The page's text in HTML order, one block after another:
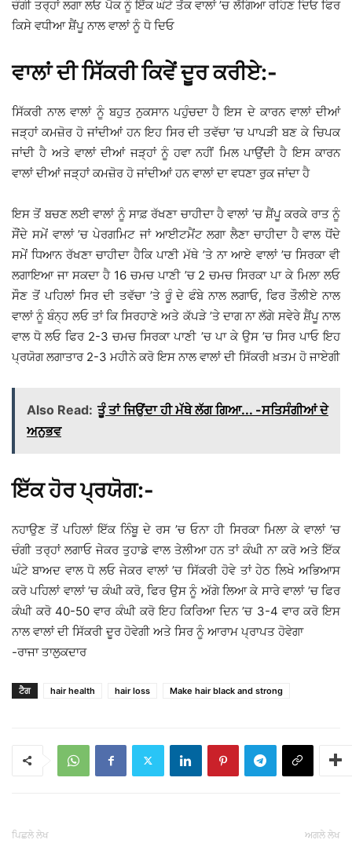
ਚੰਗੀ ਤਰ੍ਹਾਂ ਲਗਾ ਲਓ ਪੈਕ ਨੂੰ ਇੱਕ ਘੰਟੇ ਤੱਕ ਵਾਲਾਂ ’ਚ ਲੱਗਿਆ ਰਹਿਣ ਦਿਓ ਫਿਰ
ਕਿਸੇ ਵਧੀਆ ਸ਼ੈਂਪੂ ਨਾਲ ਵਾਲਾਂ ਨੂੰ ਧੋ ਦਿਓ
ਵਾਲਾਂ ਦੀ ਸਿੱਕਰੀ ਕਿਵੇਂ ਦੂਰ ਕਰੀਏ:-
ਸਿੱਕਰੀ ਨਾਲ ਵਾਲਾਂ ਨੂੰ ਬਹੁਤ ਨੁਕਸਾਨ ਪਹੁੰਚਦਾ ਹੈ ਇਸ ਦੇ ਕਾਰਨ ਵਾਲਾਂ ਦੀਆਂ
ਜੜ੍ਹਾਂ ਕਮਜ਼ੋਰ ਹੋ ਜਾਂਦੀਆਂ ਹਨ ਇਹ ਸਿਰ ਦੀ ਤਵੱਚਾ ’ਚ ਪਾਪੜੀ ਬਣ ਕੇ ਚਿਪਕ
ਜਾਂਦੀ ਹੈ ਅਤੇ ਵਾਲਾਂ ਦੀਆਂ ਜੜ੍ਹਾਂ ਨੂੰ ਹਵਾ ਨਹੀਂ ਮਿਲ ਪਾਉਂਦੀ ਹੈ ਇਸ ਕਾਰਨ
ਵਾਲਾਂ ਦੀਆਂ ਜੜ੍ਹਾਂ ਕਮਜ਼ੋਰ ਹੋ ਜਾਂਦੀਆਂ ਹਨ ਵਾਲਾਂ ਦਾ ਵਧਣਾ ਰੁਕ ਜਾਂਦਾ ਹੈ
ਇਸ ਤੋਂ ਬਚਣ ਲਈ ਵਾਲਾਂ ਨੂੰ ਸਾਫ਼ ਰੱਖਣਾ ਚਾਹੀਦਾ ਹੈ ਵਾਲਾਂ ’ਚ ਸ਼ੈਂਪੂ ਕਰਕੇ ਰਾਤ ਨੂੰ
ਸੌਂਦੇ ਸਮੇਂ ਵਾਲਾਂ ’ਚ ਪੇਰਗਮਿਟ ਜਾਂ ਆਈਟਮੈਂਟ ਲਗਾ ਲੈਣਾ ਚਾਹੀਦਾ ਹੈ ਵਾਲ ਧੋਂਦੇ
ਸਮੇਂ ਧਿਆਨ ਰੱਖਣਾ ਚਾਹੀਦਾ ਹੈਕਿ ਪਾਣੀ ਮੱਥੇ ’ਤੇ ਨਾ ਆਏ ਵਾਲਾਂ ’ਚ ਸਿਰਕਾ ਵੀ
ਲਗਾਇਆ ਜਾ ਸਕਦਾ ਹੈ 16 ਚਮਚ ਪਾਣੀ ’ਚ 2 ਚਮਚ ਸਿਰਕਾ ਪਾ ਕੇ ਮਿਲਾ ਲਓ
ਸੌਣ ਤੋਂ ਪਹਿਲਾਂ ਸਿਰ ਦੀ ਤਵੱਚਾ ’ਤੇ ਰੂੰ ਦੇ ਫੰਬੇ ਨਾਲ ਲਗਾਓ, ਫਿਰ ਤੌਲੀਏ ਨਾਲ
ਵਾਲਾਂ ਨੂੰ ਬੰਨ੍ਹ ਲਓ ਤਾਂ ਕਿ ਸਿਰਹਾਣੇ ਅਤੇ ਕੱਪੜੇ ’ਤੇ ਦਾਗ ਨਾ ਲੱਗੇ ਸਵੇਰੇ ਸ਼ੈਂਪੂ ਨਾਲ
ਵਾਲ ਧੋ ਲਓ ਫਿਰ 2-3 ਚਮਚ ਸਿਰਕਾ ਪਾਣੀ ’ਚ ਪਾ ਕੇ ਉਸ ’ਚ ਸਿਰ ਪਾਓ ਇਹ
ਪ੍ਰਯੋਗ ਲਗਾਤਾਰ 2-3 ਮਹੀਨੇ ਕਰੋ ਇਸ ਨਾਲ ਵਾਲਾਂ ਦੀ ਸਿੱਕਰੀ ਖ਼ਤਮ ਹੋ ਜਾਏਗੀ
Also Read: ਤੂੰ ਤਾਂ ਜਿਉਂਦਾ ਹੀ ਮੱਥੇ ਲੱਗ ਗਿਆ... -ਸਤਿਸੰਗੀਆਂ ਦੇ
ਅਨੁਭਵ
ਇੱਕ ਹੋਰ ਪ੍ਰਯੋਗ:-
ਨਹਾਉਣ ਤੋਂ ਪਹਿਲਾਂ ਇੱਕ ਨਿੰਬੂ ਦੇ ਰਸ ’ਚ ਓਨਾ ਹੀ ਸਿਰਕਾ ਮਿਲਾ ਕੇ ਵਾਲਾਂ ’ਚ
ਚੰਗੀ ਤਰ੍ਹਾਂ ਲਗਾਓ ਜੇਕਰ ਤੁਹਾਡੇ ਵਾਲ ਤੇਲੀਆ ਹਨ ਤਾਂ ਕੰਘੀ ਨਾ ਕਰੋ ਅਤੇ ਇੱਕ
ਘੰਟੇ ਬਾਅਦ ਵਾਲ ਧੋ ਲਓ ਜੇਕਰ ਵਾਲਾਂ ’ਚ ਸਿੱਕਰੀ ਹੋਵੇ ਤਾਂ ਹੇਠ ਲਿਖੇ ਅਭਿਆਸ
ਕਰੋ ਪਹਿਲਾਂ ਵਾਲਾਂ ’ਚ ਕੰਘੀ ਕਰੋ, ਫਿਰ ਉਸ ਨੂੰ ਅੱਗੇ ਲਿਆ ਕੇ ਸਾਰੇ ਵਾਲਾਂ ’ਚ ਫਿਰ
ਕੰਘੀ ਕਰੋ 40-50 ਵਾਰ ਕੰਘੀ ਕਰੋ ਇਹ ਕਿਰਿਆ ਦਿਨ ’ਚ 3-4 ਵਾਰ ਕਰੋ ਇਸ
ਨਾਲ ਵਾਲਾਂ ਦੀ ਸਿੱਕਰੀ ਦੂਰ ਹੋਵੇਗੀ ਅਤੇ ਸਿਰ ਨੂੰ ਆਰਾਮ ਪ੍ਰਾਪਤ ਹੋਵੇਗਾ
-ਰਾਜਾ ਤਾਲੁਕਦਾਰ
ਟੈਗ hair health hair loss Make hair black and strong
ਪਿਛਲੇ ਲੇਖ ਅਗਲੇ ਲੇਖ